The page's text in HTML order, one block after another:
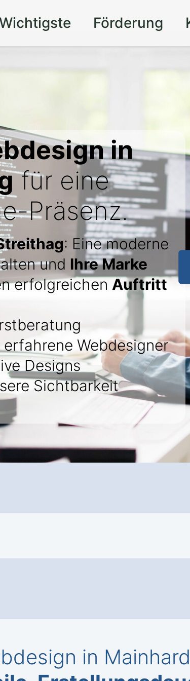
Förderung
in
für eine
Präsenz.
: Eine moderne
und Ihre Marke
erfolgreichen Auftritt
Webdesigner
Designs
Sichtbarkeit
in